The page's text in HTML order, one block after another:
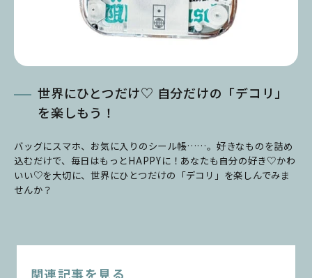
世界にひとつだけ♡ 自分だけの「デコリ」
を楽しもう！
バッグにスマホ、お気に入りのシール帳……。好きなものを詰め
込むだけで、毎日はもっとHAPPYに！あなたも自分の好き♡かわ
いい♡を大切に、世界にひとつだけの「デコリ」を楽しんでみま
せんか？
関連記事を見る